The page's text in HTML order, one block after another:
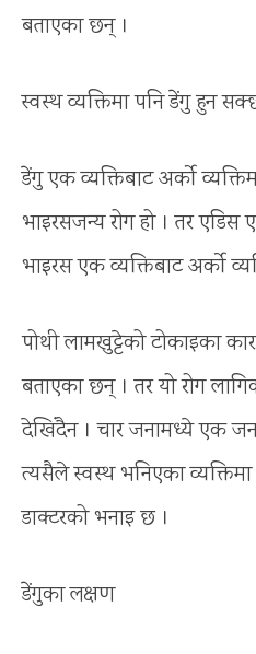
बताएका छन् ।
स्वस्थ व्यक्तिमा पनि डेंगु हुन
डेंगु एक व्यक्तिबाट अर्को
भाइरसजन्य रोग हो । तर
भाइरस एक व्यक्तिबाट अर्को
पोथी लामखुट्टेको टोकाइका
बताएका छन् । तर यो रोग
देखिंदैन । चार जनामध्ये एक
त्यसैले स्वस्थ भनिएका
डाक्टरको भनाइ छ ।
डेंगुका लक्षण